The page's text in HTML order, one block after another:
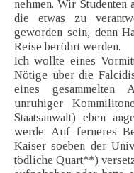
nehmen. Wir Studenten
die etwas zu
geworden sein, denn
Reise berührt werden.
Ich wollte eines
Nötige über die
eines gesammelten
unruhiger
Staatsanwalt) eben
werde. Auf ferneres
Kaiser soeben der
tödliche Quart**)